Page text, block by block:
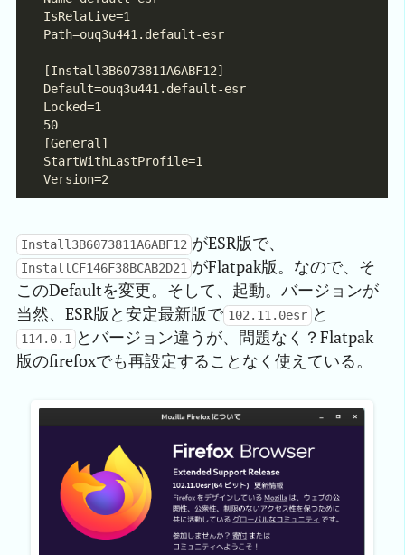
Install3B6073811A6ABF12 がESR版で、
InstallCF146F38BCAB2D21 がFlatpak版。なので、そ
このDefaultを変更。そして、起動。バージョンが
当然、ESR版と安定最新版で 102.11.0esr と
114.0.1
とバージョン違うが、問題なく？Flatpak
版のfirefoxでも再設定することなく使えている。